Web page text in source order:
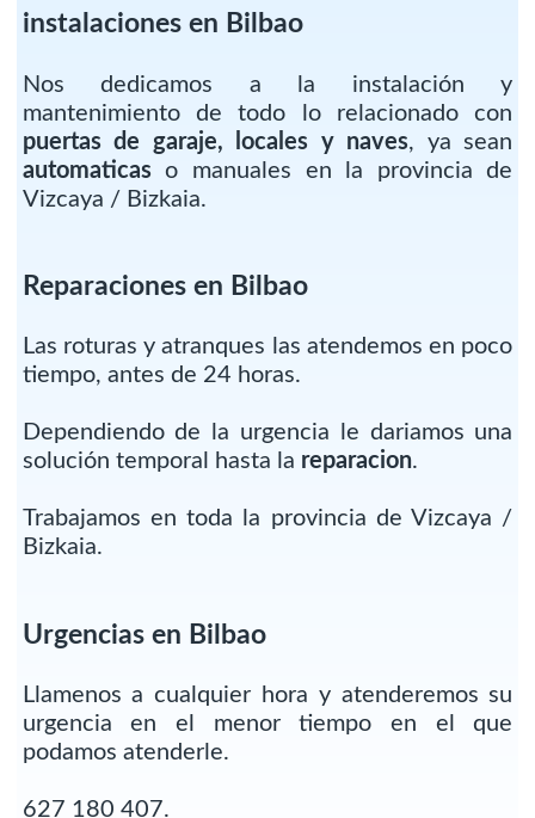
instalaciones en Bilbao
Nos dedicamos a la instalación y
mantenimiento de todo lo relacionado con
puertas de garaje, locales y naves, ya sean
automaticaso manuales en la provincia de
Vizcaya / Bizkaia.
Reparaciones en Bilbao
Las roturas y atranques las atendemos en poco
tiempo, antes de 24 horas.
Dependiendo de la urgencia le dariamos una
solución temporal hasta la reparacion.
Trabajamos en toda la provincia de Vizcaya /
Bizkaia.
Urgencias en Bilbao
Llamenos a cualquier hora y atenderemos su
urgencia en el menor tiempo en el que
podamos atenderle.
627 180 407.